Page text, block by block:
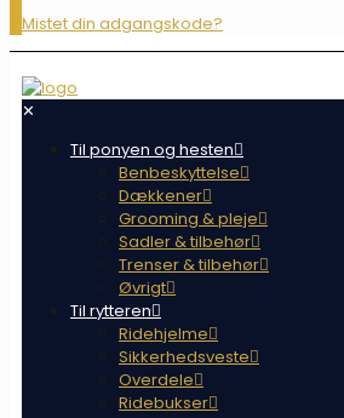
Mistet din adgangskode?
✕
Til ponyen og hesten
Benbeskyttelse
Dækkener
Grooming & pleje
Sadler & tilbehør
Trenser & tilbehør
Øvrigt
Til rytteren
Ridehjelme
Sikkerhedsveste
Overdele
Ridebukser